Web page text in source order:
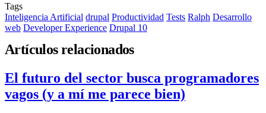
Tags
Inteligencia Artificial drupal Productividad Tests Ralph Desarrollo
web Developer Experience Drupal 10
Artículos relacionados
El futuro del sector busca programadores
vagos (y a mí me parece bien)